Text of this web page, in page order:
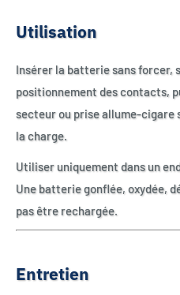
Utilisation
Insérer la batterie sans forcer,
positionnement des contacts,
secteur ou prise allume-cigare
la charge.
Utiliser uniquement dans un
Une batterie gonflée, oxydée,
pas être rechargée.
Entretien